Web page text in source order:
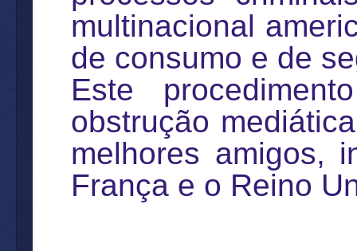
multinacional
de consumo e de
Este
obstrução
melhores amigos,
França e o Reino